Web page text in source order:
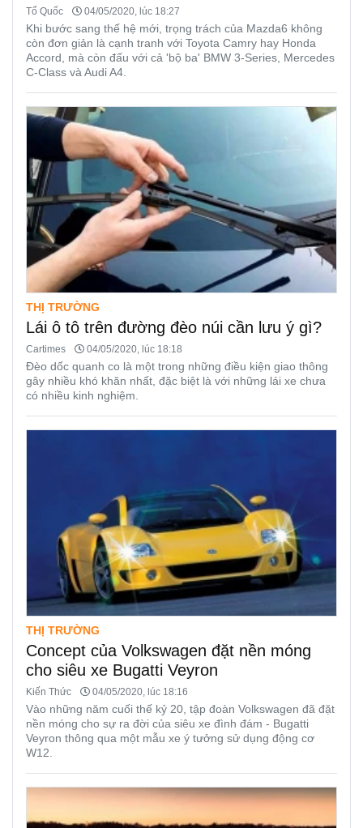
Tổ Quốc 04/05/2020, lúc 18:27
Khi bước sang thế hệ mới, trọng trách của Mazda6 không
còn đơn giản là cạnh tranh với Toyota Camry hay Honda
Accord, mà còn đấu với cả 'bộ ba' BMW 3-Series, Mercedes
C-Class và Audi A4.
THỊ TRƯỜNG
Lái ô tô trên đường đèo núi cần lưu ý gì?
Cartimes 04/05/2020, lúc 18:18
Đèo dốc quanh co là một trong những điều kiện giao thông
gây nhiều khó khăn nhất, đặc biệt là với những lái xe chưa
có nhiều kinh nghiệm.
THỊ TRƯỜNG
Concept của Volkswagen đặt nền móng
cho siêu xe Bugatti Veyron
Kiến Thức 04/05/2020, lúc 18:16
Vào những năm cuối thế kỷ 20, tập đoàn Volkswagen đã đặt
nền móng cho sự ra đời của siêu xe đình đám - Bugatti
Veyron thông qua một mẫu xe ý tưởng sử dụng động cơ
W12.